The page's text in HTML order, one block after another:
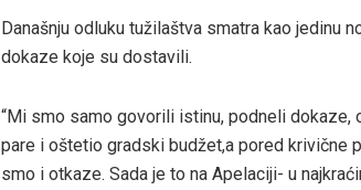
Današnju odluku tužilaštva smatra kao jedinu
dokaze koje su dostavili.
“Mi smo samo govorili istinu, podneli
pare i oštetio gradski budžet,a pored krivične
smo i otkaze. Sada je to na Apelaciji- u